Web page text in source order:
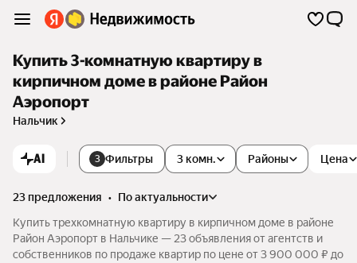
Купить 3-комнатную квартиру в
кирпичном доме в районе Район
Аэропорт
Нальчик
AI 3 Фильтры 3 комн. Цена
Районы
23 предложения •
по актуальности
Купить трехкомнатную квартиру в кирпичном доме в районе
Район Аэропорт в Нальчике — 23 объявления от агентств и
собственников по продаже квартир по цене от 3 900 000 ₽ до